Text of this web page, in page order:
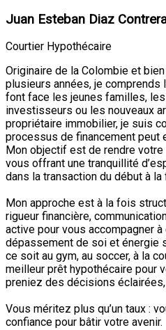
Juan Esteban Diaz
Courtier Hypothécaire
Originaire de la Colombie et
plusieurs années, je
font face les jeunes familles,
investisseurs ou les nouveaux
propriétaire immobilier, je suis
processus de financement peut
Mon objectif est de rendre
vous offrant une tranquillité
dans la transaction du début à la
Mon approche est à la fois
rigueur financière,
active pour vous accompagner
dépassement de soi et énergie
ce soit au gym, au soccer, à la
meilleur prêt hypothécaire pour
preniez des décisions
Vous méritez plus qu’un taux :
confiance pour bâtir votre avenir.